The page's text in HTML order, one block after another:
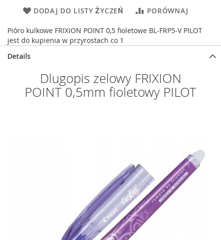
DODAJ DO LISTY ŻYCZEŃ PORÓWNAJ
Pióro kulkowe FRIXION POINT 0,5 fioletowe BL-FRP5-V PILOT
jest do kupienia w przyrostach co 1
Details
Dlugopis zelowy FRIXION
POINT 0,5mm fioletowy PILOT